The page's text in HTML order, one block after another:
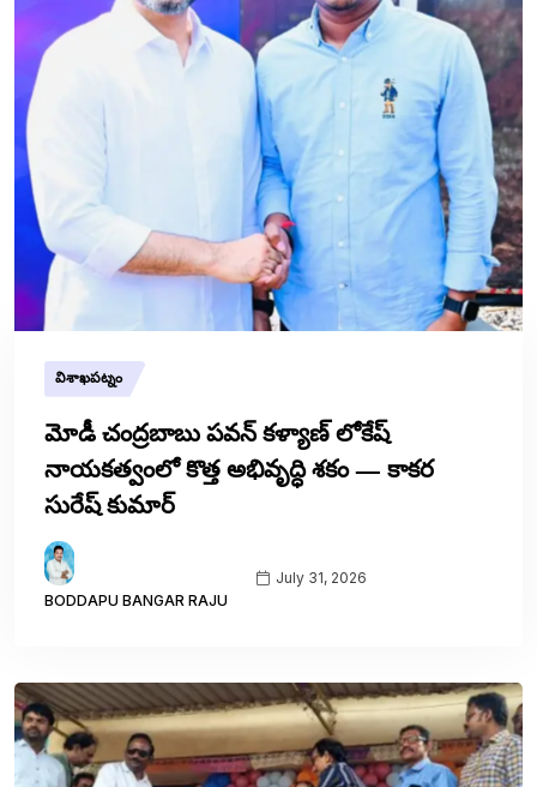
విశాఖపట్నం
మోడీ చంద్రబాబు పవన్ కళ్యాణ్ లోకేష్
నాయకత్వంలో కొత్త అభివృద్ధి శకం — కాకర
సురేష్ కుమార్
BODDAPU BANGAR RAJU
July 31, 2026